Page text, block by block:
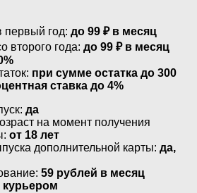
первый год: до 99 ₽ в месяц
второго года: до 99 ₽ в месяц
при сумме остатка до 300
ставка до 4%
да
на момент получения
от 18 лет
дополнительной карты: да,
59 рублей в месяц
курьером